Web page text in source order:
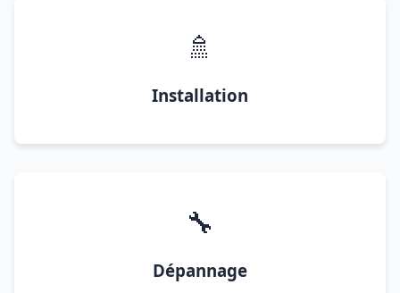
🚿
Installation
🔧
Dépannage